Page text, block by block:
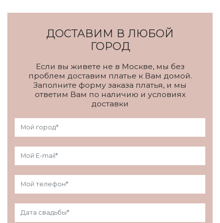
ДОСТАВИМ В ЛЮБОЙ
ГОРОД
Если вы живете не в Москве, мы без
проблем доставим платье к Вам домой.
Заполните форму заказа платья, и мы
ответим Вам по наличию и условиях
доставки